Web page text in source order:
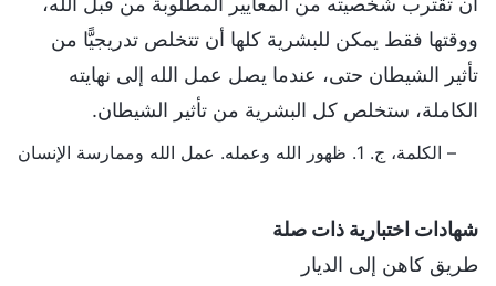
ووقتها فقط يمكن للبشرية كلها أن تتخلص تدريجيًّا من
تأثير الشيطان حتى، عندما يصل عمل الله إلى نهايته
الكاملة، ستخلص كل البشرية من تأثير الشيطان.
– الكلمة، ج. 1. ظهور الله وعمله. عمل الله وممارسة الإنسان
شهادات اختبارية ذات صلة
طريق كاهن إلى الديار